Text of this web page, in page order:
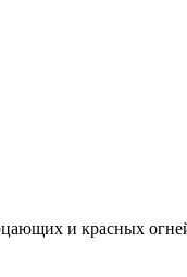
и красных